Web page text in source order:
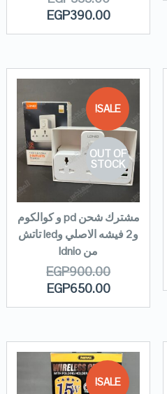
EGP390.00
SALE!
OUT OF
STOCK
مشترك شحن pd و كوالكوم
و2 فيشه الاصلي وled تاتش
من ldnio
EGP900.00
EGP650.00
SALE!